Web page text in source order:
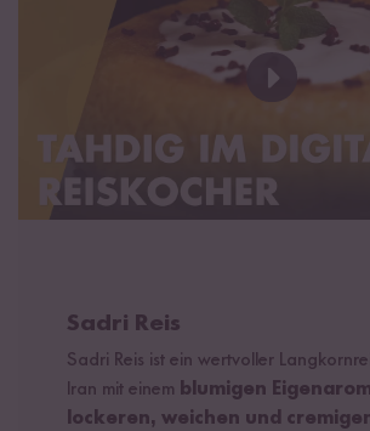
Sadri Reis
Sadri Reis ist ein wertvoller
Iran mit einem blumigen
lockeren, weichen und